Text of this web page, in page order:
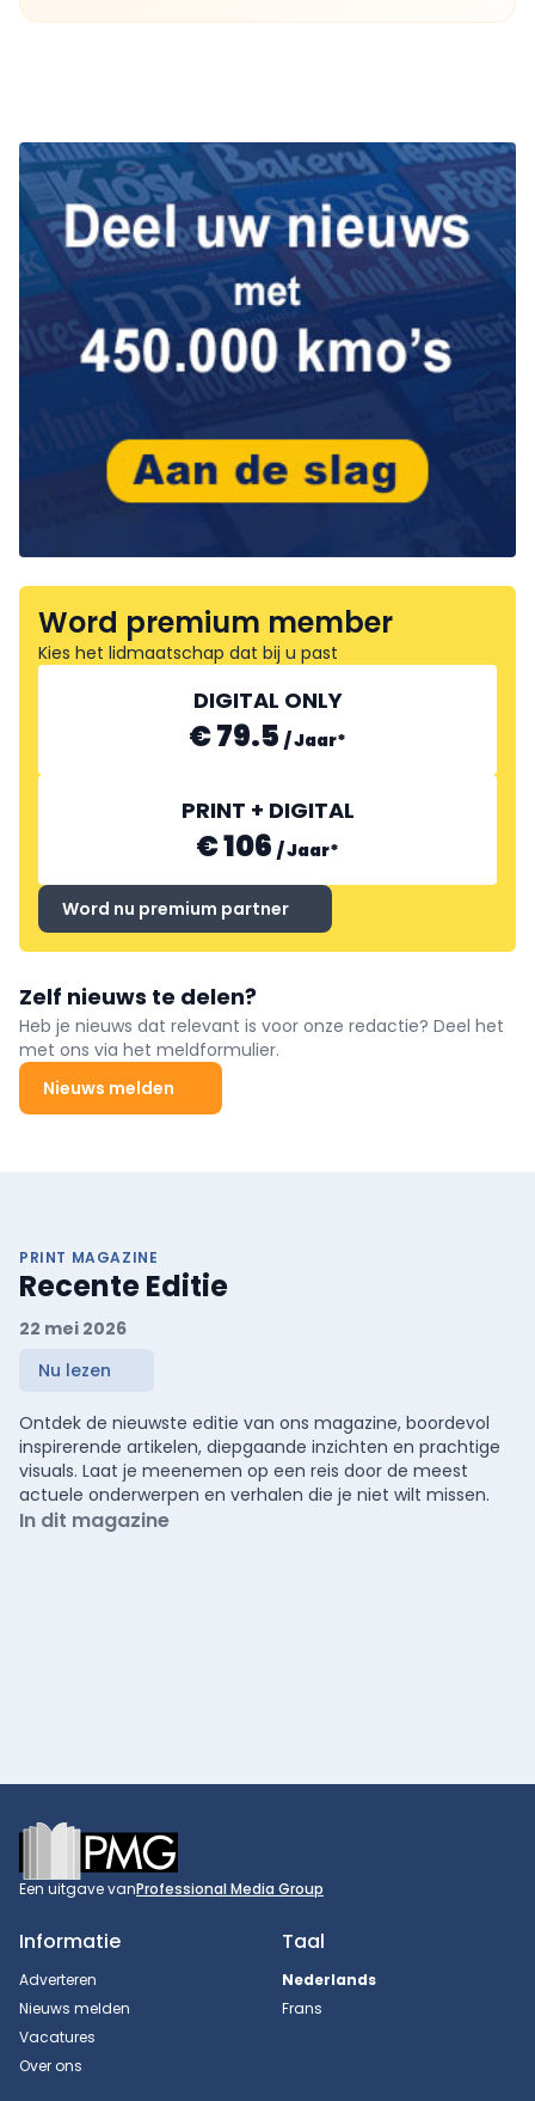
Word premium member
Kies het lidmaatschap dat bij u past
DIGITAL ONLY
€ 79.5 /Jaar*
PRINT + DIGITAL
€ 106 /Jaar*
Word nu premium partner
Zelf nieuws te delen?
Heb je nieuws dat relevant is voor onze redactie? Deel het
met ons via het meldformulier.
Nieuws melden
PRINT MAGAZINE
Recente Editie
22 mei 2026
Nu lezen
Ontdek de nieuwste editie van ons magazine, boordevol
inspirerende artikelen, diepgaande inzichten en prachtige
visuals. Laat je meenemen op een reis door de meest
actuele onderwerpen en verhalen die je niet wilt missen.
In dit magazine
Footer
Een uitgave vanProfessional Media Group
Informatie
Adverteren
Nieuws melden
Vacatures
Over ons
Taal
Nederlands
Frans